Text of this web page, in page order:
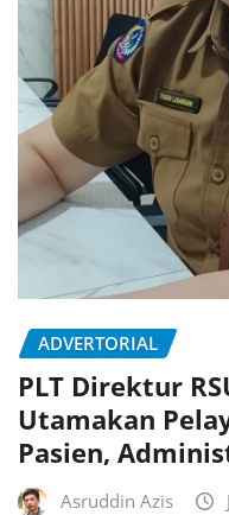
ADVERTORIAL
PLT Direktur
Utamakan
Pasien,
Asruddin Azis